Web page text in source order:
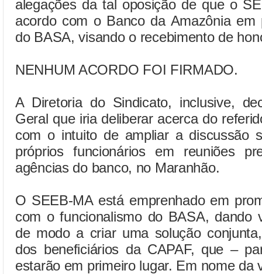
alegações da tal oposição de que o
acordo com o Banco da Amazônia em
do BASA, visando o recebimento de
NENHUM ACORDO FOI FIRMADO.
A Diretoria do Sindicato, inclusive,
Geral que iria deliberar acerca do
com o intuito de ampliar a discussão
próprios funcionários em reuniões
agências do banco, no Maranhão.
O SEEB-MA está emprenhado em
com o funcionalismo do BASA, dando
de modo a criar uma solução
dos beneficiários da CAPAF, que –
estarão em primeiro lugar. Em nome